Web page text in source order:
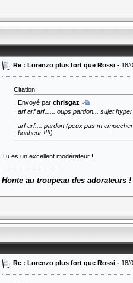
Re : Lorenzo plus fort que Rossi - 18/
Citation:
Envoyé par chrisgaz
arf arf arf...... oups pardon... sujet
arf arf.... pardon (peux pas m
bonheur !!!!)
Tu es un excellent modérateur !
Honte au troupeau des adorateurs !
Re : Lorenzo plus fort que Rossi - 18/